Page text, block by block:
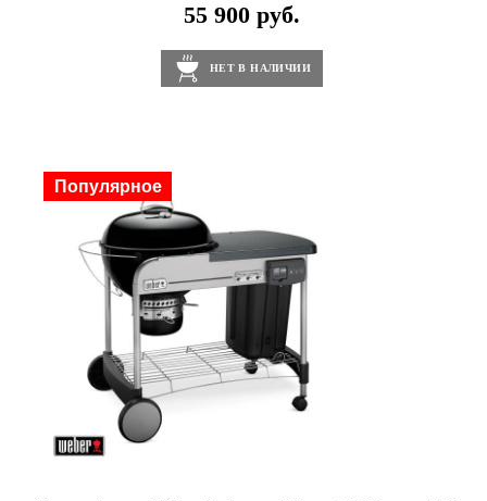
55 900 руб.
НЕТ В НАЛИЧИИ
Скидка
Популярное